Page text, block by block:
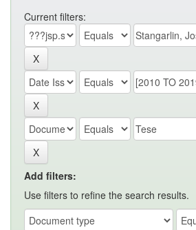
Current filters:
Add filters:
Use filters to refine the search results.